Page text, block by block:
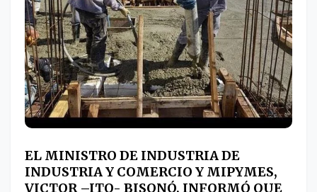
EL MINISTRO DE INDUSTRIA DE
INDUSTRIA Y COMERCIO Y MIPYMES,
VICTOR –ITO- BISONÓ, INFORMÓ QUE